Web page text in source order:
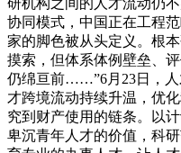
研机构之间的人才流动仍
协同模式，中国正在工程
家的脚色被从头定义。根
摸索，但体系体例壁垒、
仍绵亘前……”6月23日，人
才跨境流动持续升温，优
究到财产使用的链条。以
卑沉青年人才的价值，科